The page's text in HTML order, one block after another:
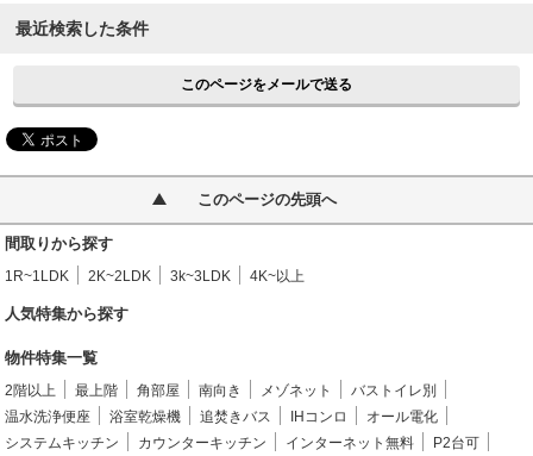
最近検索した条件
このページをメールで送る
このページの先頭へ
間取りから探す
1R~1LDK 2K~2LDK 3k~3LDK 4K~以上
人気特集から探す
物件特集一覧
2階以上 最上階 角部屋 南向き メゾネット
バストイレ別
温水洗浄便座
浴室乾燥機 追焚きバス IHコンロ
オール電化
システムキッチン
カウンターキッチン インターネット無料
P2台可